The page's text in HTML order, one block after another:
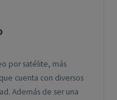
por satélite, más
cuenta con diversos
Además de ser una